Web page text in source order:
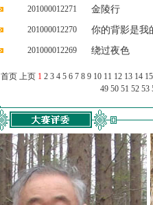
201000012271 金陵行
201000012270 你的背影是我
201000012269 绕过夜色
首页 上页 1 2 3 4 5 6 7 8 9 10 11 12 13 14 15
49 50 51 52 53